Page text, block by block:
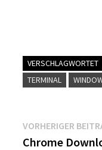
VERSCHLAGWORTET
TERMINAL
VORHERIGER
Chrome